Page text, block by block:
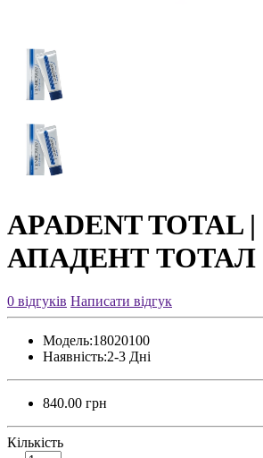
APADENT TOTAL |
АПАДЕНТ ТОТАЛ
0 відгуків Написати відгук
Модель:18020100
Наявність:2-3 Дні
840.00 грн
Кількість